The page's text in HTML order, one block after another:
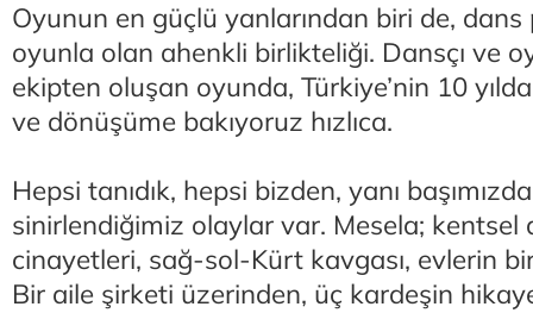
Oyunun en güçlü yanlarından biri de, dans
oyunla olan ahenkli birlikteliği. Dansçı ve
ekipten oluşan oyunda, Türkiye’nin 10
ve dönüşüme bakıyoruz hızlıca.
Hepsi tanıdık, hepsi bizden, yanı
sinirlendiğimiz olaylar var. Mesela; kentsel
cinayetleri, sağ-sol-Kürt kavgası, evlerin
Bir aile şirketi üzerinden, üç kardeşin